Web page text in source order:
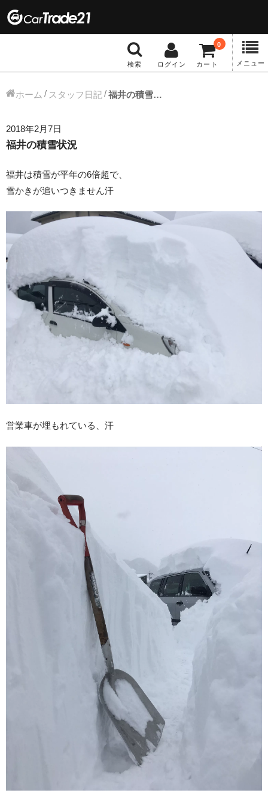
検索 ログイン カート
0
メニュー
冬タイヤホイール
13インチ：冬タイヤホイール
14インチ：冬タイヤホイール
15インチ：冬タイヤホイール
16インチ：冬タイヤホイール
17インチ：冬タイヤホイール
18インチ：冬タイヤホイール
19インチ：冬タイヤホイール
夏タイヤホイール
12インチ：夏タイヤホイール
13インチ：夏タイヤホイール
14インチ：夏タイヤホイール
15インチ：夏タイヤホイール
16インチ：夏タイヤホイール
17インチ：夏タイヤホイール
18インチ：夏タイヤホイール
19インチ：夏タイヤホイール
20インチ：夏タイヤホイール
ロング平面ナット
ホーム スタッフ日記 福井の積雪状況
2018年2月7日
福井の積雪状況
福井は積雪が平年の6倍超で、
雪かきが追いつきません汗
営業車が埋もれている、汗